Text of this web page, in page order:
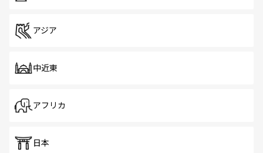
アジア
中近東
アフリカ
日本